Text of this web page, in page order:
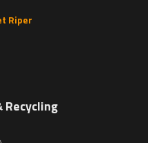
Riper